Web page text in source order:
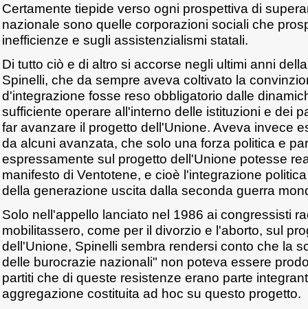
Certamente tiepide verso ogni prospettiva di
nazionale sono quelle corporazioni sociali che
inefficienze e sugli assistenzialismi statali.
Di tutto ciò e di altro si accorse negli ultimi anni
Spinelli, che da sempre aveva coltivato la
d'integrazione fosse reso obbligatorio dalle
sufficiente operare all'interno delle istituzioni e dei
far avanzare il progetto dell'Unione. Aveva invece
da alcuni avanzata, che solo una forza politica e
espressamente sul progetto dell'Unione potesse
manifesto di Ventotene, e cioè l'integrazione
della generazione uscita dalla seconda guerra
Solo nell'appello lanciato nel 1986 ai congressisti
mobilitassero, come per il divorzio e l'aborto, sul
dell'Unione, Spinelli sembra rendersi conto che la
delle burocrazie nazionali" non poteva essere
partiti che di queste resistenze erano parte
aggregazione costituita ad hoc su questo progetto.